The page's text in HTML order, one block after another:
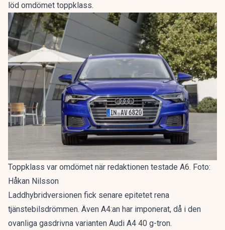
löd omdömet toppklass.
Toppklass var omdömet när redaktionen testade A6. Foto:
Håkan Nilsson
Laddhybridversionen fick senare epitetet rena
tjänstebilsdrömmen. Även A4:an har imponerat, då i den
ovanliga gasdrivna varianten Audi A4 40 g-tron.